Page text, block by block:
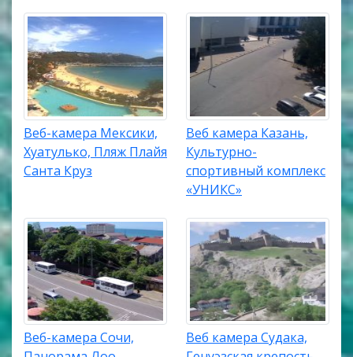
Веб-камера Мексики,
Хуатулько, Пляж Плайя
Санта Круз
Веб камера Казань,
Культурно-
спортивный комплекс
«УНИКС»
Веб-камера Сочи,
Веб камера Судака,